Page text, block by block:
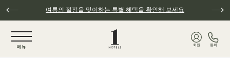
주요 콘텐츠로 건너뛰기여름의 절정을 맞이하는 특별 혜택을 확인해 보세요
메뉴
회원 통화